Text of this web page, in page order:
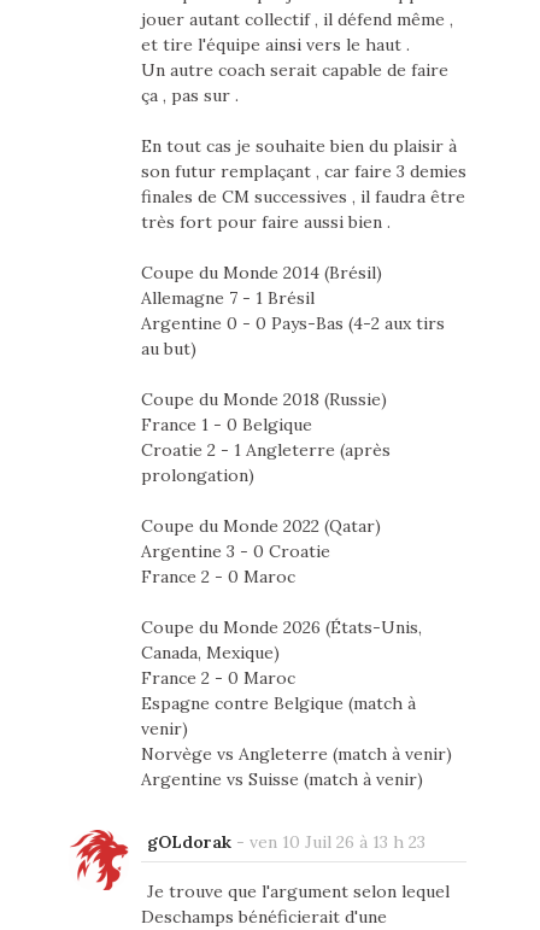
jouer autant collectif , il défend même ,
et tire l'équipe ainsi vers le haut .
Un autre coach serait capable de faire
ça , pas sur .
En tout cas je souhaite bien du plaisir à
son futur remplaçant , car faire 3 demies
finales de CM successives , il faudra être
très fort pour faire aussi bien .
Coupe du Monde 2014 (Brésil)
Allemagne 7 - 1 Brésil
Argentine 0 - 0 Pays-Bas (4-2 aux tirs
au but)
Coupe du Monde 2018 (Russie)
France 1 - 0 Belgique
Croatie 2 - 1 Angleterre (après
prolongation)
Coupe du Monde 2022 (Qatar)
Argentine 3 - 0 Croatie
France 2 - 0 Maroc
Coupe du Monde 2026 (États-Unis,
Canada, Mexique)
France 2 - 0 Maroc
Espagne contre Belgique (match à
venir)
Norvège vs Angleterre (match à venir)
Argentine vs Suisse (match à venir)
gOLdorak- ven 10 Juil 26 à 13 h 23
Je trouve que l'argument selon lequel
Deschamps bénéficierait d'une